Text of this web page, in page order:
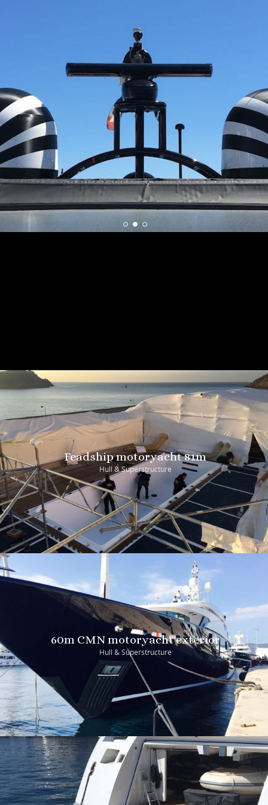
Feadship motoryacht 81m
Hull & Superstructure
60m CMN motoryacht exterior
Hull & Superstructure